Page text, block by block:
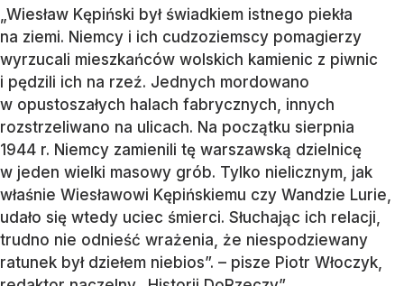
„Wiesław Kępiński był świadkiem istnego piekła
na ziemi. Niemcy i ich cudzoziemscy pomagierzy
wyrzucali mieszkańców wolskich kamienic z piwnic
i pędzili ich na rzeź. Jednych mordowano
w opustoszałych halach fabrycznych, innych
rozstrzeliwano na ulicach. Na początku sierpnia
1944 r. Niemcy zamienili tę warszawską dzielnicę
w jeden wielki masowy grób. Tylko nielicznym, jak
właśnie Wiesławowi Kępińskiemu czy Wandzie Lurie,
udało się wtedy uciec śmierci. Słuchając ich relacji,
trudno nie odnieść wrażenia, że niespodziewany
ratunek był dziełem niebios”. – pisze Piotr Włoczyk,